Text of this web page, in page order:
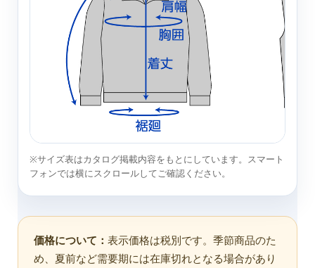
※サイズ表はカタログ掲載内容をもとにしています。スマート
フォンでは横にスクロールしてご確認ください。
価格について： 表示価格は税別です。季節商品のた
め、夏前など需要期には在庫切れとなる場合があり